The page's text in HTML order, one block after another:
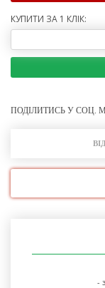
КУПИТИ ЗА 1 КЛІК:
ПОДІЛИТИСЬ У СОЦ.
-